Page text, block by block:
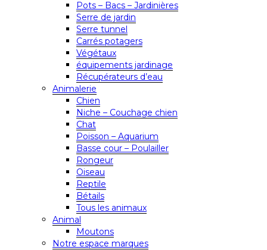
Pots – Bacs – Jardinières
Serre de jardin
Serre tunnel
Carrés potagers
Végétaux
équipements jardinage
Récupérateurs d’eau
Animalerie
Chien
Niche – Couchage chien
Chat
Poisson – Aquarium
Basse cour – Poulailler
Rongeur
Oiseau
Reptile
Bétails
Tous les animaux
Animal
Moutons
Notre espace marques